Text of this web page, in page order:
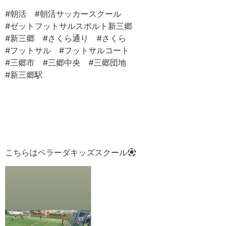
#朝活 #朝活サッカースクール
#ゼットフットサルスポルト新三郷
#新三郷 #さくら通り #さくら
#フットサル #フットサルコート
#三郷市 #三郷中央 #三郷団地
#新三郷駅
こちらはペラーダキッズスクール